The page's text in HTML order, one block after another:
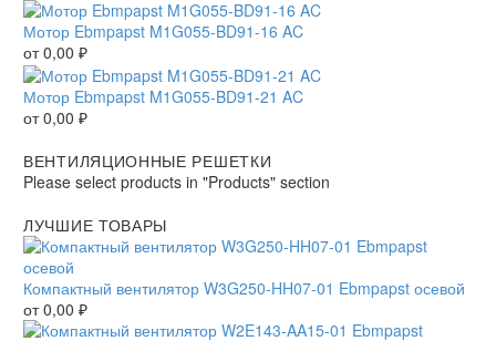
Мотор Ebmpapst M1G055-BD91-16 AC
от0,00 ₽
Мотор Ebmpapst M1G055-BD91-21 AC
от0,00 ₽
ВЕНТИЛЯЦИОННЫЕ РЕШЕТКИ
Please select products in "Products" section
ЛУЧШИЕ ТОВАРЫ
Компактный вентилятор W3G250-HH07-01 Ebmpapst осевой
от0,00 ₽